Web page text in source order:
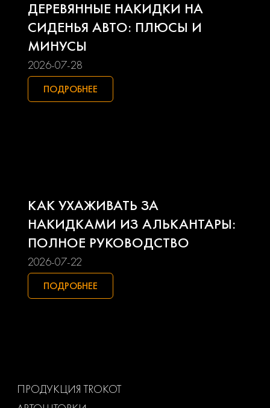
Lifan Mazda
Mitsubishi
Seat Skoda
Smart Ssangyong
Subaru
ДЕРЕВЯННЫЕ НАКИДКИ НА
СИДЕНЬЯ АВТО: ПЛЮСЫ И
МИНУСЫ
2026-07-28
ПОДРОБНЕЕ
КАК УХАЖИВАТЬ ЗА
НАКИДКАМИ ИЗ АЛЬКАНТАРЫ:
ПОЛНОЕ РУКОВОДСТВО
2026-07-22
ПОДРОБНЕЕ
ПРОДУКЦИЯ TROKOT